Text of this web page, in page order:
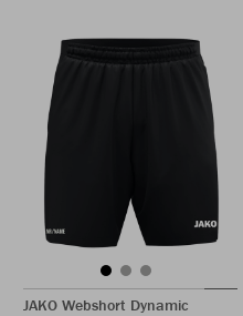
JAKO Webshort Dynamic